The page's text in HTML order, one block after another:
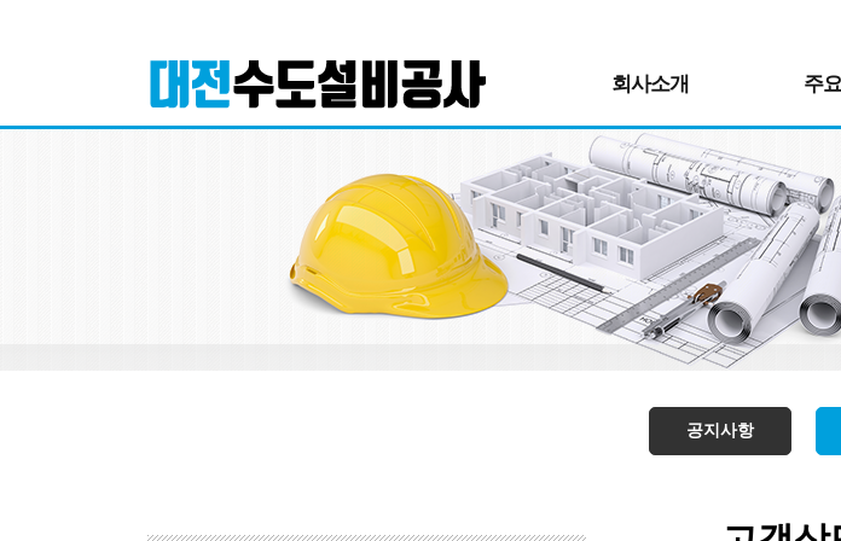
회사소개 주
공지사항